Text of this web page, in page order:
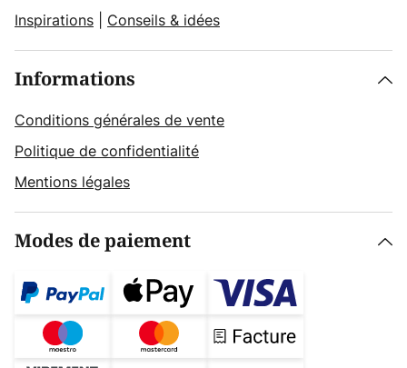
Inspirations
Conseils & idées
Informations
Conditions générales de vente
Politique de confidentialité
Mentions légales
Modes de paiement